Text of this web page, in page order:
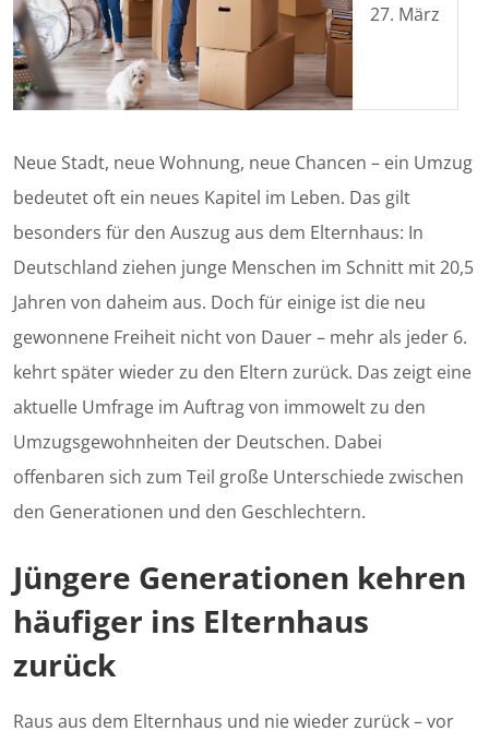
27. März
Neue Stadt, neue Wohnung, neue Chancen – ein Umzug
bedeutet oft ein neues Kapitel im Leben. Das gilt
besonders für den Auszug aus dem Elternhaus: In
Deutschland ziehen junge Menschen im Schnitt mit 20,5
Jahren von daheim aus. Doch für einige ist die neu
gewonnene Freiheit nicht von Dauer – mehr als jeder 6.
kehrt später wieder zu den Eltern zurück. Das zeigt eine
aktuelle Umfrage im Auftrag von immowelt zu den
Umzugsgewohnheiten der Deutschen. Dabei
offenbaren sich zum Teil große Unterschiede zwischen
den Generationen und den Geschlechtern.
Jüngere Generationen kehren
häufiger ins Elternhaus
zurück
Raus aus dem Elternhaus und nie wieder zurück – vor